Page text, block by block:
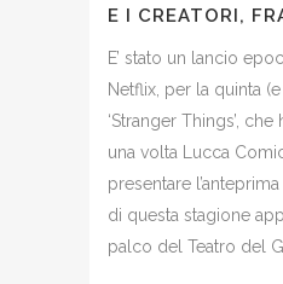
E I CREATORI,
E’ stato un lancio
Netflix, per la quinta
‘Stranger Things’,
una volta Lucca
presentare
di questa stagione
palco del Teatro del